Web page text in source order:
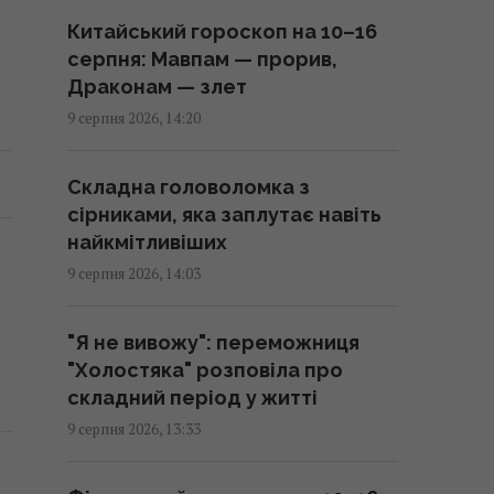
Одеса вночі пережила
наймасштабніший удар за весь
час повномасштабної війни, –
Коваленко
Підводний човен, проданий
Канаді за £1, потопив
американський крейсер
Ціль Росії №1: The Times
розповів, як працює
український загін "глибоких
Китайський гороскоп на 10–16
серпня: Мавпам — прорив,
Драконам — злет
9 серпня 2026, 14:20
Складна головоломка з
сірниками, яка заплутає навіть
найкмітливіших
9 серпня 2026, 14:03
"Я не вивожу": переможниця
"Холостяка" розповіла про
складний період у житті
9 серпня 2026, 13:33